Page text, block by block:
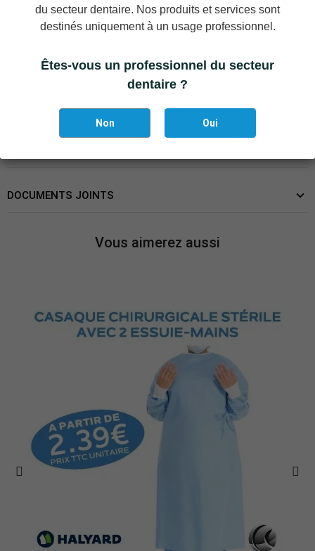
DÉTAILS DU PRODUIT
Marque
Halyard
HALYARD-13941
Références spécifiques
DOCUMENTS JOINTS
Vous aimerez aussi
du secteur dentaire. Nos produits et services sont
destinés uniquement à un usage professionnel.
Êtes-vous un professionnel du secteur
dentaire ?
Non Oui